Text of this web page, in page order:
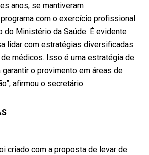
anos, se mantiveram
com o exercício profissional
do Ministério da Saúde. É evidente
lidar com estratégias diversificadas
médicos. Isso é uma estratégia de
o provimento em áreas de
afirmou o secretário.
criado com a proposta de levar de